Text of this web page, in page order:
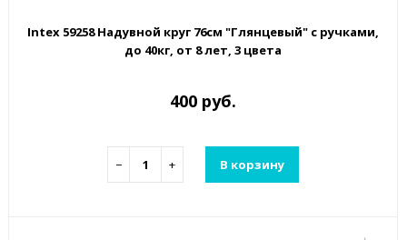
Intex 59258 Надувной круг 76см "Глянцевый" с ручками,
до 40кг, от 8 лет, 3 цвета
400 руб.
− + В корзину